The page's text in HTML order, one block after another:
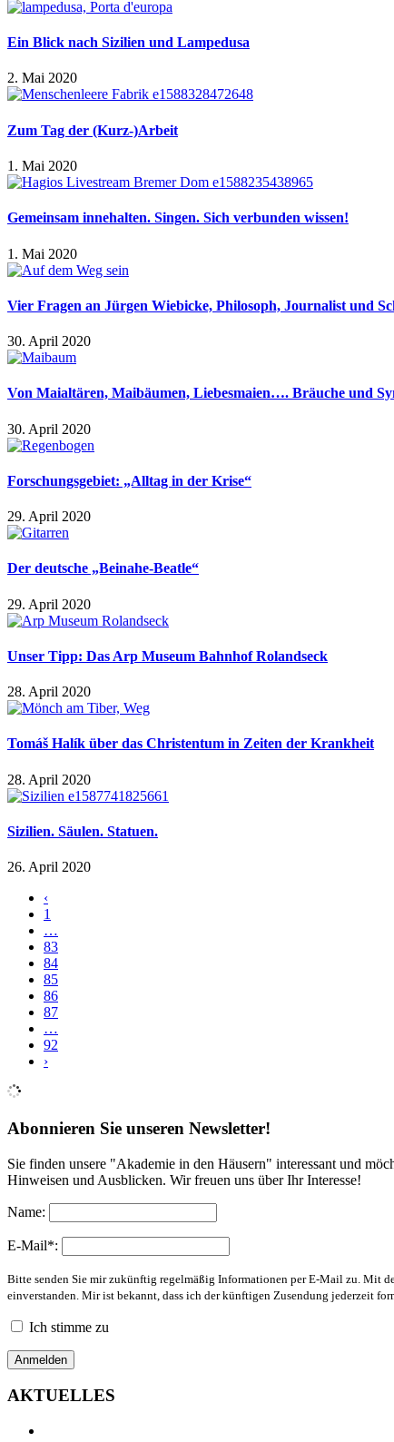
Ein Blick nach Sizilien und Lampedusa
2. Mai 2020
Zum Tag der (Kurz-)Arbeit
1. Mai 2020
Gemeinsam innehalten. Singen. Sich verbunden wissen!
1. Mai 2020
Vier Fragen an Jürgen Wiebicke, Philosoph, Journalist und
30. April 2020
Von Maialtären, Maibäumen, Liebesmaien…. Bräuche und
30. April 2020
Forschungsgebiet: „Alltag in der Krise“
29. April 2020
Der deutsche „Beinahe-Beatle“
29. April 2020
Unser Tipp: Das Arp Museum Bahnhof Rolandseck
28. April 2020
Tomáš Halík über das Christentum in Zeiten der Krankheit
28. April 2020
Sizilien. Säulen. Statuen.
26. April 2020
‹
1
…
83
84
85
86
87
…
92
›
Abonnieren Sie unseren Newsletter!
Sie finden unsere "Akademie in den Häusern" interessant und
Hinweisen und Ausblicken. Wir freuen uns über Ihr Interesse!
Name:
E-Mail*:
Bitte senden Sie mir zukünftig regelmäßig Informationen per E-Mail zu. Mit
einverstanden. Mir ist bekannt, dass ich der künftigen Zusendung jederzeit
Ich stimme zu
AKTUELLES